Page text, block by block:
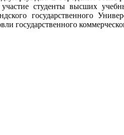
студенты высших
государственного
государственного